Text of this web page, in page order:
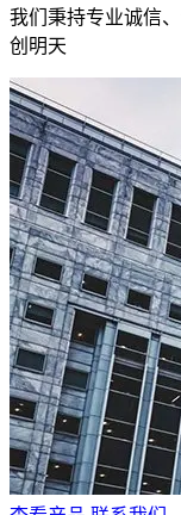
我们秉持专业诚信
创明天